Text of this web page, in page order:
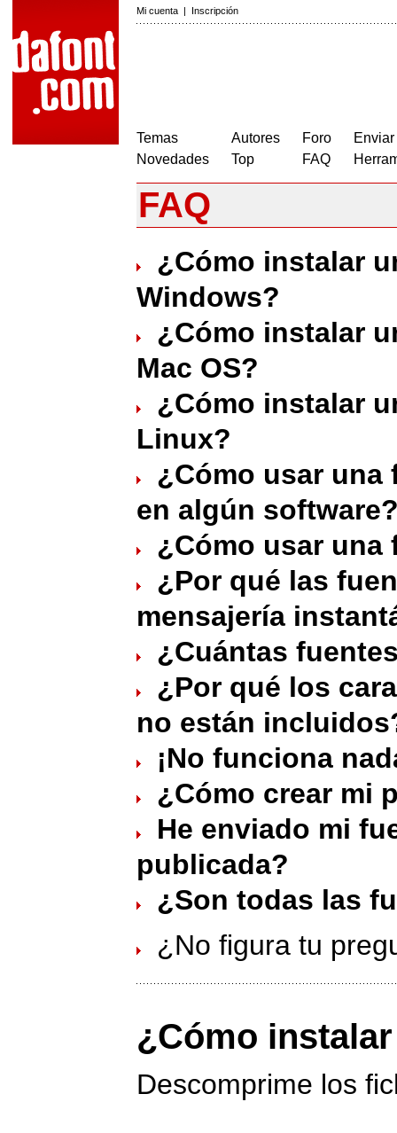
Mi cuenta | Inscripción
Temas
Novedades
Autores
Top
Foro
FAQ
FAQ
¿Cómo instalar
Windows?
¿Cómo instalar
Mac OS?
¿Cómo instalar
Linux?
¿Cómo usar una
en algún
¿Cómo usar una
¿Por qué las
mensajería
¿Cuántas
¿Por qué los
no están
¡No funciona
¿Cómo crear mi
He enviado mi
publicada?
¿Son todas las
¿No figura tu
¿Cómo
Descomprime los